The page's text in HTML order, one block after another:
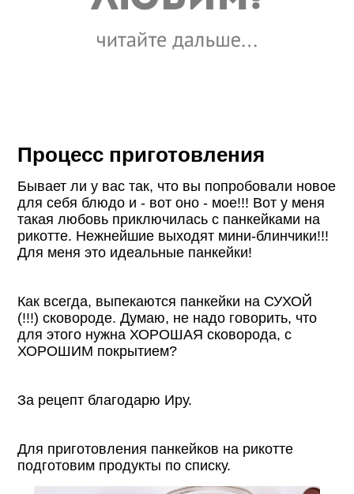
Процесс приготовления
Бывает ли у вас так, что вы попробовали новое
для себя блюдо и - вот оно - мое!!! Вот у меня
такая любовь приключилась с панкейками на
рикотте. Нежнейшие выходят мини-блинчики!!!
Для меня это идеальные панкейки!
Как всегда, выпекаются панкейки на СУХОЙ
(!!!) сковороде. Думаю, не надо говорить, что
для этого нужна ХОРОШАЯ сковорода, с
ХОРОШИМ покрытием?
За рецепт благодарю Иру.
Для приготовления панкейков на рикотте
подготовим продукты по списку.